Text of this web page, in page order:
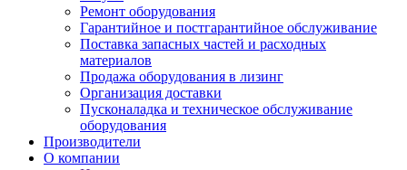
Ремонт оборудования
Гарантийное и постгарантийное обслуживание
Поставка запасных частей и расходных
материалов
Продажа оборудования в лизинг
Организация доставки
Пусконаладка и техническое обслуживание
оборудования
Производители
О компании